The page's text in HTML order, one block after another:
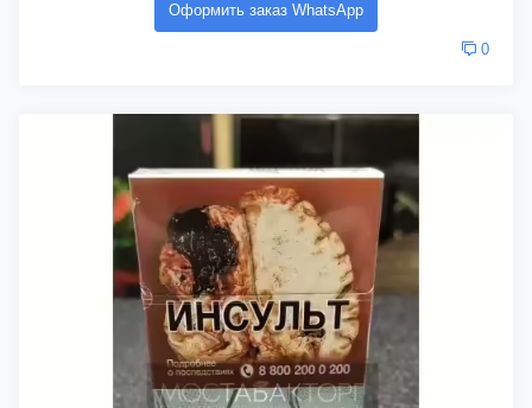
Оформить заказ WhatsApp
0